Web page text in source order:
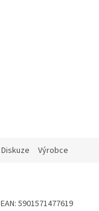
Diskuze Výrobce
EAN: 5901571477619